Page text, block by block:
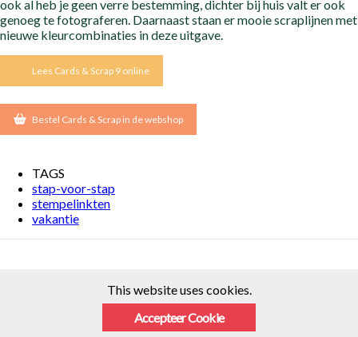
ook al heb je geen verre bestemming, dichter bij huis valt er ook
genoeg te fotograferen. Daarnaast staan er mooie scraplijnen met
nieuwe kleurcombinaties in deze uitgave.
Lees Cards & Scrap 9 online
Bestel Cards & Scrap in de webshop
TAGS
stap-voor-stap
stempelinkten
vakantie
This website uses cookies.
Accepteer Cookie